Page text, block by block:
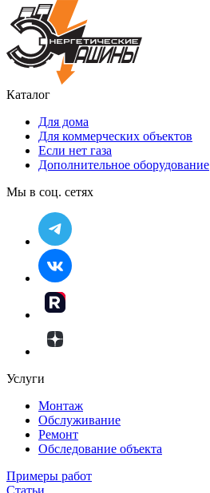
Каталог
Для дома
Для коммерческих объектов
Если нет газа
Дополнительное оборудование
Мы в соц. сетях
Услуги
Монтаж
Обслуживание
Ремонт
Обследование объекта
Примеры работ
Статьи